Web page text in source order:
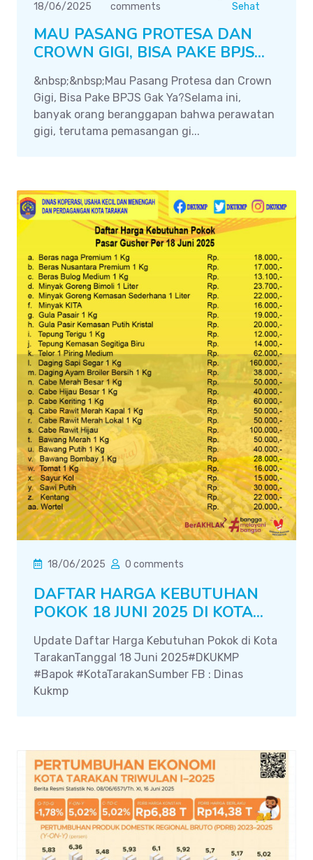
18/06/2025
comments
Sehat
MAU PASANG PROTESA DAN
CROWN GIGI, BISA PAKE BPJS...
&nbsp;&nbsp;Mau Pasang Protesa dan Crown
Gigi, Bisa Pake BPJS Gak Ya?Selama ini,
banyak orang beranggapan bahwa perawatan
gigi, terutama pemasangan gi...
18/06/2025 0 comments
DAFTAR HARGA KEBUTUHAN
POKOK 18 JUNI 2025 DI KOTA...
Update Daftar Harga Kebutuhan Pokok di Kota
TarakanTanggal 18 Juni 2025#DKUKMP
#Bapok #KotaTarakanSumber FB : Dinas
Kukmp